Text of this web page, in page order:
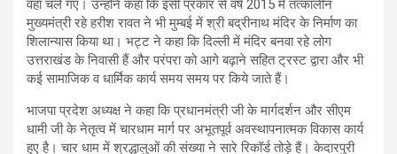
वहां चले गए। उन्होंने कहा कि इसी प्रकार से वर्ष 2015 में तत्कालीन
मुख्यमंत्री रहे हरीश रावत ने भी मुम्बई में श्री बद्रीनाथ मंदिर के निर्माण का
शिलान्यास किया था। भट्ट ने कहा कि दिल्ली में मंदिर बनवा रहे लोग
उत्तराखंड के निवासी हैं और परंपरा को आगे बढ़ाने सहित ट्रस्ट द्वारा और भी
कई सामाजिक व धार्मिक कार्य समय समय पर किये जाते हैं।
भाजपा प्रदेश अध्यक्ष ने कहा कि प्रधानमंत्री जी के मार्गदर्शन और सीएम
धामी जी के नेतृत्व में चारधाम मार्ग पर अभूतपूर्व अवस्थापनात्मक विकास कार्य
हुए है। चार धाम में श्रद्धालुओं की संख्या ने सारे रिकॉर्ड तोड़े हैं। केदारपुरी